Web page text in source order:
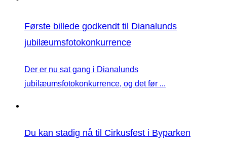
Første billede godkendt til Dianalunds
jubilæumsfotokonkurrence
Der er nu sat gang i Dianalunds
jubilæumsfotokonkurrence, og det før ...
Du kan stadig nå til Cirkusfest i Byparken